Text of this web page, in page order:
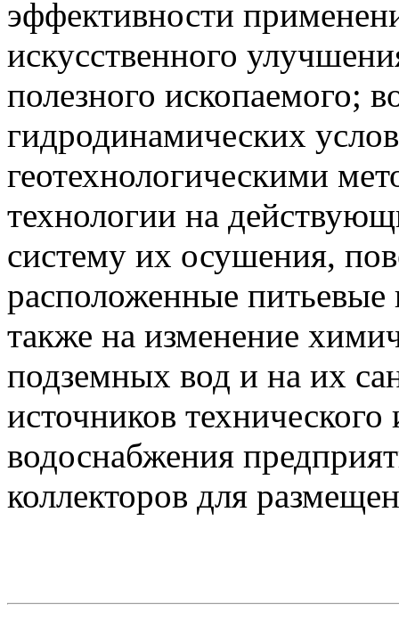
эффективности
искусственного
полезного ископаемого;
гидродинамических
геотехнологическими
технологии на
систему их осушения,
расположенные
также на изменение
подземных вод и на их
источников технического
водоснабжения
коллекторов для